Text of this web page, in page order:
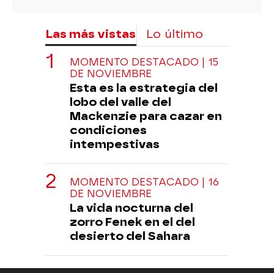
Las más vistas Lo último
MOMENTO DESTACADO | 15
DE NOVIEMBRE
Esta es la estrategia del
lobo del valle del
Mackenzie para cazar en
condiciones
intempestivas
MOMENTO DESTACADO | 16
DE NOVIEMBRE
La vida nocturna del
zorro Fenek en el del
desierto del Sahara